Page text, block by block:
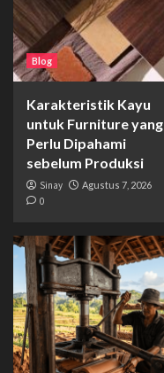
Blog
Karakteristik Kayu
untuk Furniture yang
Perlu Dipahami
sebelum Produksi
Sinay Agustus 7, 2026
0